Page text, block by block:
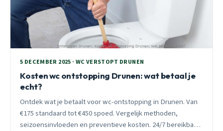
5 DECEMBER 2025 · WC VERSTOPT DRUNEN
Kosten wc ontstopping Drunen: wat betaal je
echt?
Ontdek wat je betaalt voor wc-ontstopping in Drunen. Van
€175 standaard tot €450 spoed. Vergelijk methoden,
seizoensinvloeden en preventieve kosten. 24/7 bereikbaar